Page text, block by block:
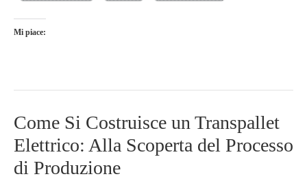
Mi piace:
Come Si Costruisce un Transpallet
Elettrico: Alla Scoperta del Processo
di Produzione